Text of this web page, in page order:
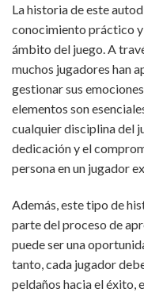
La historia de este
conocimiento práctico y
ámbito del juego. A
muchos jugadores han
gestionar sus
elementos son
cualquier disciplina del
dedicación y el
persona en un jugador
Además, este tipo de
parte del proceso de
puede ser una
tanto, cada jugador
peldaños hacia el éxito,